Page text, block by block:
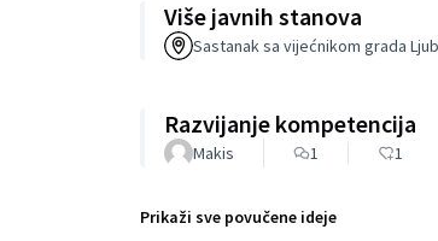
Više javnih stanova
Sastanak sa vijećnikom grada
Razvijanje kompetencija
Makis 1 1
Prikaži sve povučene ideje